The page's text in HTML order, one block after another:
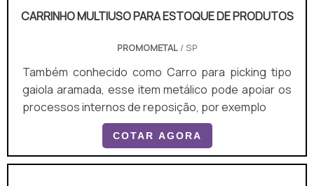
CARRINHO MULTIUSO PARA ESTOQUE DE PRODUTOS
PROMOMETAL/ SP
Também conhecido como Carro para picking tipo
gaiola aramada, esse item metálico pode apoiar os
processos internos de reposição, por exemplo
COTAR AGORA